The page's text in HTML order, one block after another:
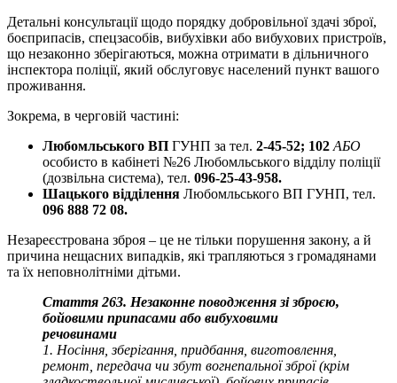
Детальні консультації щодо порядку добровільної здачі зброї,
боєприпасів, спецзасобів, вибухівки або вибухових пристроїв,
що незаконно зберігаються, можна отримати в дільничного
інспектора поліції, який обслуговує населений пункт вашого
проживання.
Зокрема, в черговій частині:
Любомльського ВП ГУНП за тел. 2-45-52; 102 АБО
особисто в кабінеті №26 Любомльського відділу поліції
(дозвільна система), тел. 096-25-43-958.
Шацького відділення Любомльського ВП ГУНП, тел.
096 888 72 08.
Незареєстрована зброя – це не тільки порушення закону, а й
причина нещасних випадків, які трапляються з громадянами
та їх неповнолітніми дітьми.
Стаття 263. Незаконне поводження зі зброєю,
бойовими припасами або вибуховими
речовинами
1. Носіння, зберігання, придбання, виготовлення,
ремонт, передача чи збут вогнепальної зброї (крім